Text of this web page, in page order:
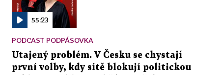
55:23
PODCAST PODPÁSOVKA
Utajený problém. V Česku se chystají
první volby, kdy sítě blokují politickou